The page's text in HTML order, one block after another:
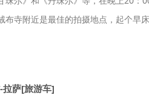
寺附近是最佳的拍摄地点，起个早
拉萨[旅游车]